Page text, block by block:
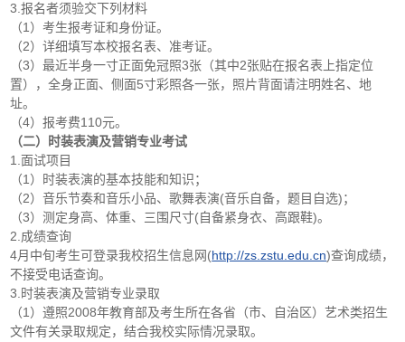
3.报名者须验交下列材料
（1）考生报考证和身份证。
（2）详细填写本校报名表、准考证。
（3）最近半身一寸正面免冠照3张（其中2张贴在报名表上指定位
置），全身正面、侧面5寸彩照各一张，照片背面请注明姓名、地
址。
（4）报考费110元。
（二）时装表演及营销专业考试
1.面试项目
（1）时装表演的基本技能和知识；
（2）音乐节奏和音乐小品、歌舞表演(音乐自备，题目自选)；
（3）测定身高、体重、三围尺寸(自备紧身衣、高跟鞋)。
2.成绩查询
4月中旬考生可登录我校招生信息网(http://zs.zstu.edu.cn)查询成绩，
不接受电话查询。
3.时装表演及营销专业录取
（1）遵照2008年教育部及考生所在各省（市、自治区）艺术类招生
文件有关录取规定，结合我校实际情况录取。